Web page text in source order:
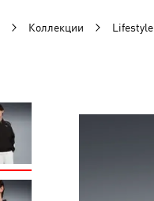
Коллекции Lifestyle